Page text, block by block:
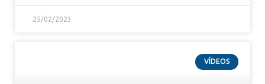
25/02/2023
VÍDEOS